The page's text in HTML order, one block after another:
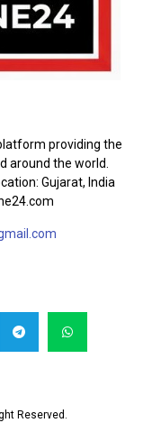
providing the
around the world.
Gujarat, India
Reserved.